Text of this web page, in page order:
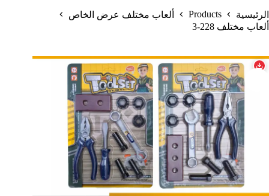
الرئيسية Products
ألعاب مختلف عرض الخاص
ألعاب مختلف 228-3